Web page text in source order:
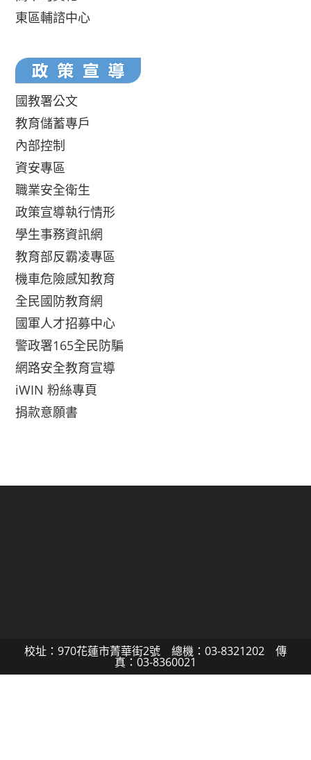
東區輔諮中心
國教署公文
教育儲蓄專戶
內部控制
資安專區
職業安全衛生
政策宣導執行情形
學生事務資訊網
教育部反霸凌專區
機車危險感知教育
全民國防教育網
國軍人才招募中心
警政署165全民防騙
網路安全教育宣導
iWIN 粉絲專頁
捐款意願書
校址：970花蓮市菁華街2號 總機：03-8321202 傳
真：03-8360021